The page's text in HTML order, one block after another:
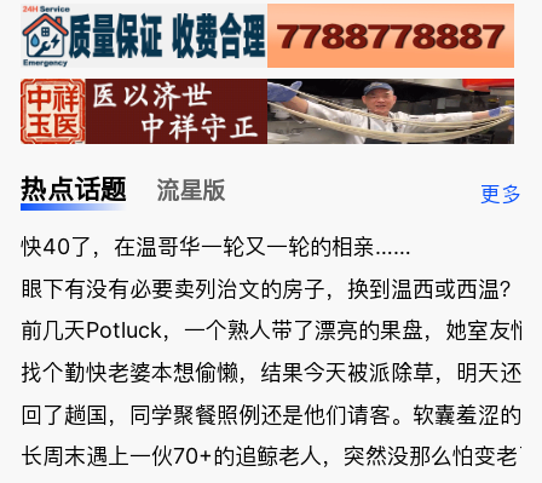
热点话题 流星版 更多
快40了，在温哥华一轮又一轮的相亲……
眼下有没有必要卖列治文的房子，换到温西或西温？
前几天Potluck，一个熟人带了漂亮的果盘，她室友悄
找个勤快老婆本想偷懒，结果今天被派除草，明天还
回了趟国，同学聚餐照例还是他们请客。软囊羞涩的
长周末遇上一伙70+的追鲸老人，突然没那么怕变老了